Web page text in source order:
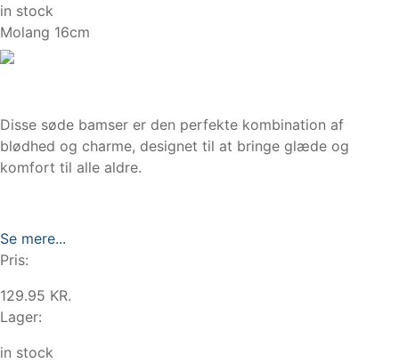
in stock
Molang 16cm
Disse søde bamser er den perfekte kombination af
blødhed og charme, designet til at bringe glæde og
komfort til alle aldre.
Se mere...
Pris:
129.95 KR.
Lager:
in stock